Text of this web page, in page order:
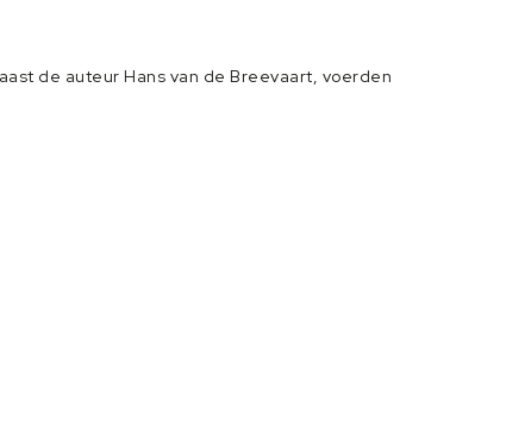
de auteur Hans van de Breevaart, voerden